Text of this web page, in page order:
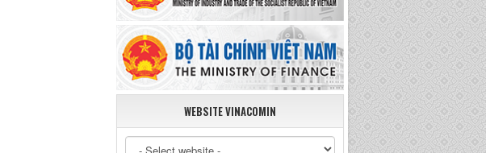
WEBSITE VINACOMIN